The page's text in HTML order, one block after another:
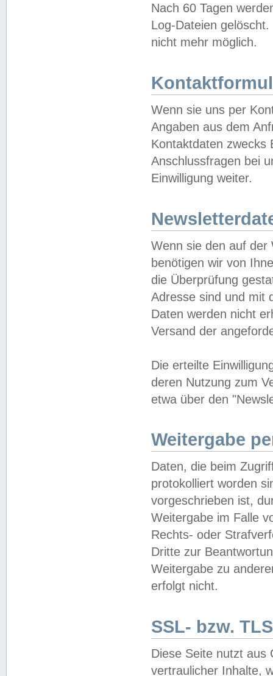
Nach 60 Tagen
Log-Dateien
nicht mehr möglich.
Wenn sie uns per
Angaben aus dem
Kontaktdaten zwecks
Anschlussfragen bei
Einwilligung weiter.
Wenn sie den auf der
benötigen wir von
die Überprüfung
Adresse sind und mit
Daten werden nicht
Versand der
Die erteilte
deren Nutzung zum
etwa über den
Weitergabe
Daten, die beim
protokolliert worden
vorgeschrieben ist,
Weitergabe im Falle
Rechts- oder
Dritte zur
Weitergabe zu
erfolgt nicht.
SSL- bzw.
Diese Seite nutzt aus
vertraulicher Inhalte,